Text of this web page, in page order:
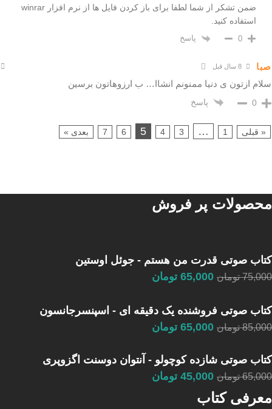
ضمن تشکر از شما لطفا برای باز کردن فایل ها از نرم افزار winrar
استفاده کنید.
0 پاسخ
صبا 8 سال قبل
سلام ازتون ی دنیا ممنونم انشاا… ب ارزوهاتون برسین
0 پاسخ
« قبلی 1
…
3
4
5
6
7 بعدی »
محصولات پر فروش
کتاب صوتی قدرت من هستم - جوئل اوستین
75,000 تومان 65,000 تومان
کتاب صوتی فروشنده یک دقیقه ای - اسپنسرجانسون
85,000 تومان 65,000 تومان
کتاب صوتی شازده کوچولو - آنتوان دوسنت اگزوپری
65,000 تومان 45,000 تومان
معرفی کتاب